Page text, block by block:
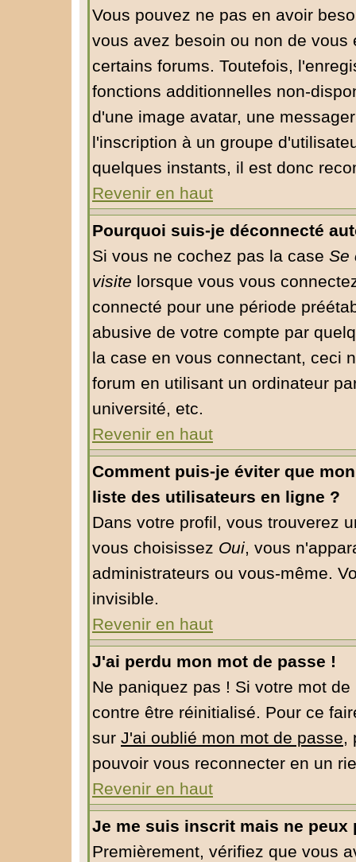
Vous pouvez ne pas en avoir
vous avez besoin ou non de
certains forums. Toutefois,
fonctions additionnelles non-
d'une image avatar, une
l'inscription à un groupe
quelques instants, il est donc
Revenir en haut
Pourquoi suis-je déconnecté
Si vous ne cochez pas la case Se
visite lorsque vous vous
connecté pour une période
abusive de votre compte par
la case en vous connectant, ceci
forum en utilisant un ordinateur
université, etc.
Revenir en haut
Comment puis-je éviter que
liste des utilisateurs en ligne ?
Dans votre profil, vous trouverez
vous choisissez Oui, vous
administrateurs ou vous-même.
invisible.
Revenir en haut
J'ai perdu mon mot de passe !
Ne paniquez pas ! Si votre mot
contre être réinitialisé. Pour ce
sur J'ai oublié mon mot de passe,
pouvoir vous reconnecter en un
Revenir en haut
Je me suis inscrit mais ne peux
Premièrement, vérifiez que vous